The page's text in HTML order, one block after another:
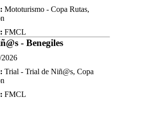
Mototurismo - Copa Rutas,
FMCL
- Benegiles
2026
Trial - Trial de Niñ@s, Copa
FMCL